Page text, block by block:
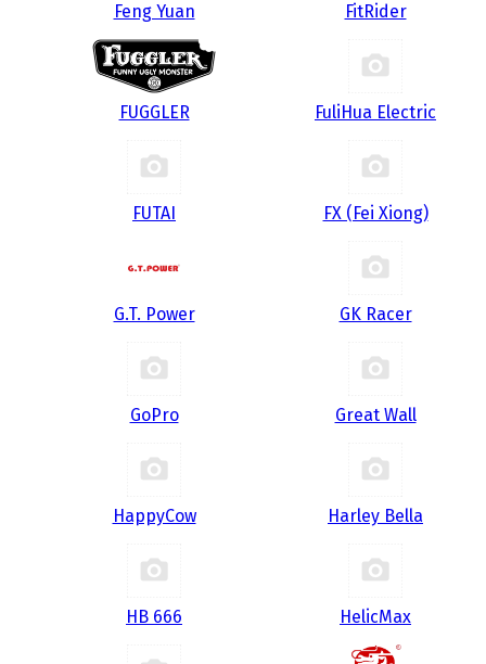
Feng Yuan FitRider
FUGGLER FuliHua Electric
FUTAI FX (Fei Xiong)
G.T. Power GK Racer
GoPro Great Wall
HappyCow Harley Bella
HB 666 HelicMax